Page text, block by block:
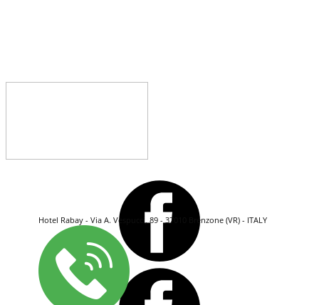
Hotel Rabay - Via A. Vespucci, 89 - 37010 Brenzone (VR) - ITALY